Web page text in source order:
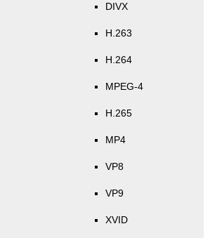
DIVX
H.263
H.264
MPEG-4
H.265
MP4
VP8
VP9
XVID